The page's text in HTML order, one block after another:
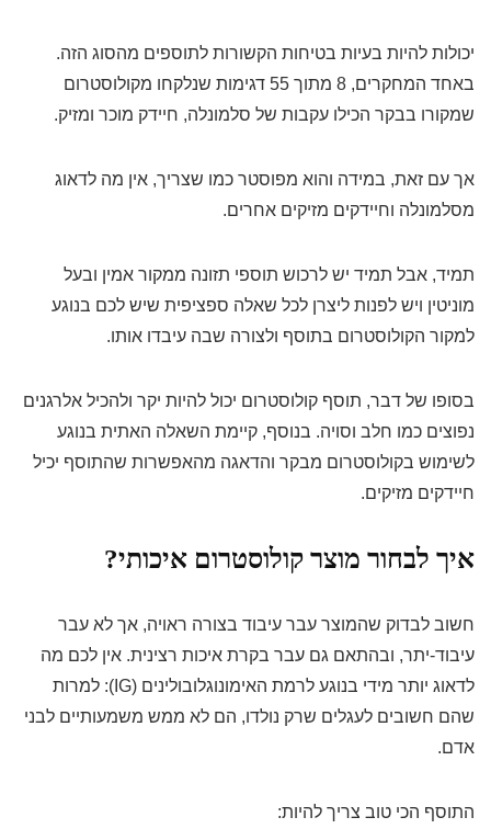
יכולות להיות בעיות בטיחות הקשורות לתוספים מהסוג הזה.
באחד המחקרים, 8 מתוך 55 דגימות שנלקחו מקולוסטרום
שמקורו בבקר הכילו עקבות של סלמונלה, חיידק מוכר ומזיק.
אך עם זאת, במידה והוא מפוסטר כמו שצריך, אין מה לדאוג
מסלמונלה וחיידקים מזיקים אחרים.
תמיד, אבל תמיד יש לרכוש תוספי תזונה ממקור אמין ובעל
מוניטין ויש לפנות ליצרן לכל שאלה ספציפית שיש לכם בנוגע
למקור הקולוסטרום בתוסף ולצורה שבה עיבדו אותו.
בסופו של דבר, תוסף קולוסטרום יכול להיות יקר ולהכיל אלרגנים
נפוצים כמו חלב וסויה. בנוסף, קיימת השאלה האתית בנוגע
לשימוש בקולוסטרום מבקר והדאגה מהאפשרות שהתוסף יכיל
חיידקים מזיקים.
איך לבחור מוצר קולוסטרום איכותי?
חשוב לבדוק שהמוצר עבר עיבוד בצורה ראויה, אך לא עבר
עיבוד-יתר, ובהתאם גם עבר בקרת איכות רצינית. אין לכם מה
לדאוג יותר מידי בנוגע לרמת האימונוגלובולינים (IG): למרות
שהם חשובים לעגלים שרק נולדו, הם לא ממש משמעותיים לבני
אדם.
התוסף הכי טוב צריך להיות: